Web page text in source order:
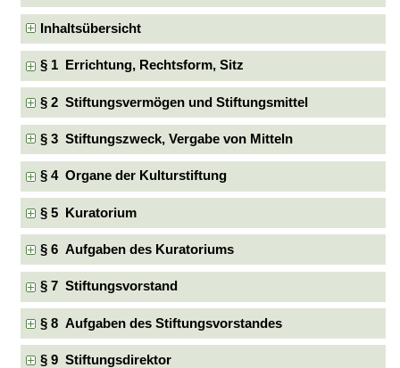
Inhaltsübersicht
§ 1 Errichtung, Rechtsform, Sitz
§ 2 Stiftungsvermögen und Stiftungsmittel
§ 3 Stiftungszweck, Vergabe von Mitteln
§ 4 Organe der Kulturstiftung
§ 5 Kuratorium
§ 6 Aufgaben des Kuratoriums
§ 7 Stiftungsvorstand
§ 8 Aufgaben des Stiftungsvorstandes
§ 9 Stiftungsdirektor